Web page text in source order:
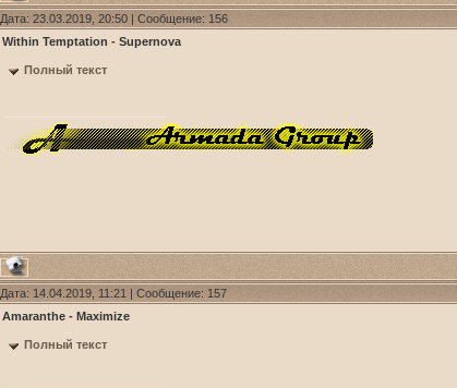
Дата: 23.03.2019, 20:50 | Сообщение: 156
Within Temptation - Supernova
Полный текст
Дата: 14.04.2019, 11:21 | Сообщение: 157
Amaranthe - Maximize
Полный текст